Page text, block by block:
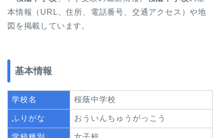
本情報（URL、住所、電話番号、交通アクセス）や地
図を掲載しています。
基本情報
学校名 桜蔭中学校
ふりがな おういんちゅうがっこう